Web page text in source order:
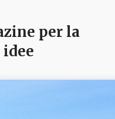
per la